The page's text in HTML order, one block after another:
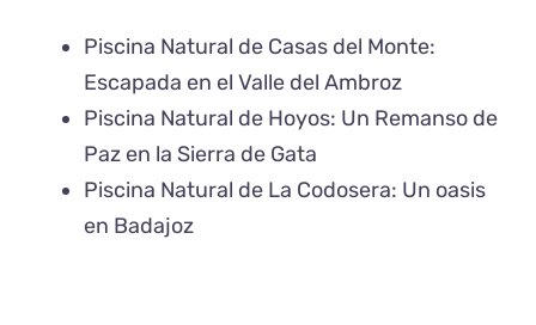
Piscina Natural de Casas del Monte:
Escapada en el Valle del Ambroz
Piscina Natural de Hoyos: Un Remanso de
Paz en la Sierra de Gata
Piscina Natural de La Codosera: Un oasis
en Badajoz